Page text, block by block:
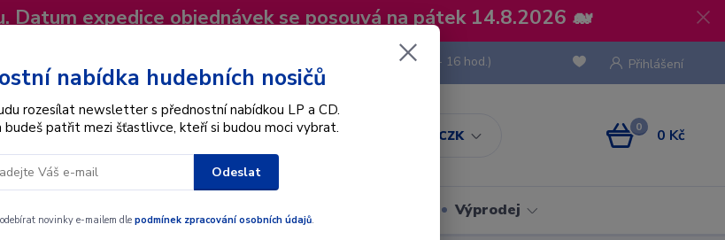
Datum expedice objednávek se posouvá na pátek 14.8.2026 🐋
CZK
Přihlášení
Hledat
(Po-Pá, 8 - 16 hod.)
0 0 Kč
Dárkové poukazy Výprodej
nabídka hudebních nosičů
rozesílat newsletter s přednostní nabídkou LP a CD.
budeš patřit mezi šťastlivce, kteří si budou moci vybrat.
Odeslat
novinky e-mailem dle podmínek zpracování osobních údajů.